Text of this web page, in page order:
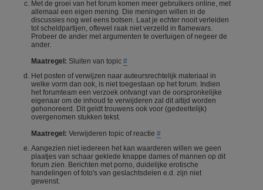
Met de groei van het forum komen meer gebruikers online, met
allemaal een eigen mening. Die meningen willen in de
discussies nog wel eens botsen. Laat je echter nooit verleiden
tot scheldpartijen, oftewel raak niet verzeild in flamewars.
Probeer de ander met argumenten te overtuigen of negeer de
ander.
Maatregel: Sluiten van topic #
Het posten of verwijzen naar auteursrechtelijk materiaal in
welke vorm dan ook, is niet toegestaan op het forum. Indien
het forumteam een verzoek ontvangt van de oorspronkelijke
eigenaar om de inhoud te verwijderen zal dit altijd worden
gehonoreerd. Dit geldt trouwens ook voor (gedeeltelijk)
overgenomen stukken tekst.
Maatregel: Verwijderen topic of reactie #
Aangezien niet iedereen het kan waarderen willen we geen
plaatjes van schaar geklede knappe dames of mannen op dit
forum zien. Berichten met porno, duidelijke erotische
handelingen of foto's van geslachtsdelen e.d. zijn niet
gewenst.